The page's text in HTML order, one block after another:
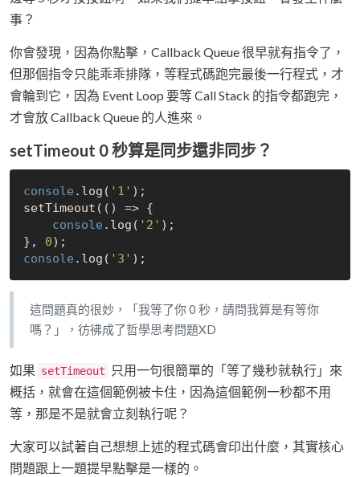
事？
你會發現，因為你點擊，Callback Queue 很早就有指令了，
但那個指令只能乖乖排隊，等程式碼跑完最後一行程式，才
會輪到它，因為 Event Loop 要等 Call Stack 的指令都跑完，
才會放 Callback Queue 的人進來。
setTimeout 0 秒算是同步還非同步？
console .log( '1' );
setTimeout( () => {
console .log( '2' );
}, 0
console .log( '3'
這問題真的很妙，「我等了你 0 秒，請問我算是有等你
嗎？」，彷彿成了哲學思考問題XD
如果 setTimeout
只用一句很簡單的「等了幾秒就執行」來
概括，就會在這個範例被卡住，因為這個範例一秒都不用
等，那是不是就會立刻執行呢？
大家可以試著自己想想上述的程式碼會印出什麼，其實核心
問題跟上一題提早點擊是一樣的。